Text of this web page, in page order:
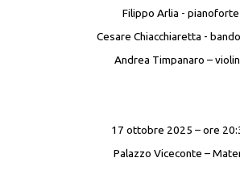
Filippo Arlia - pianoforte
Cesare Chiacchiaretta -
Andrea Timpanaro –
17 ottobre 2025 – ore
Palazzo Viceconte –